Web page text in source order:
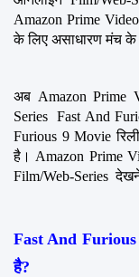
Amazon Prime
के लिए असाधारण मंच के
अब Amazon Prime
Series  Fast And
Furious 9 Movie
है। Amazon Prime
Film/Web-Series
Fast And
है?